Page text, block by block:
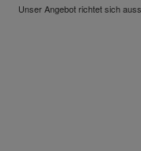
Unser Angebot richtet sich